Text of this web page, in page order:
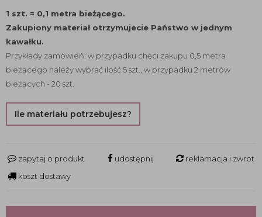
1 szt. = 0,1 metra bieżącego.
Zakupiony materiał otrzymujecie Państwo w jednym
kawałku.
Przykłady zamówień: w przypadku chęci zakupu 0,5 metra
bieżącego należy wybrać ilość 5 szt., w przypadku 2 metrów
bieżących - 20 szt.
Ile materiału potrzebujesz?
zapytaj o produkt udostępnij
reklamacja i zwrot
koszt dostawy